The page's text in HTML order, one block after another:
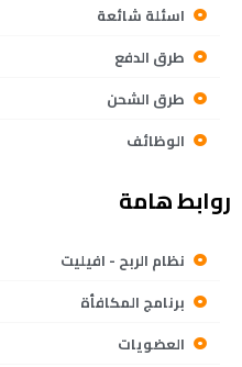
اسئلة شائعة
طرق الدفع
طرق الشحن
الوظائف
روابط هامة
نظام الربح - افيليت
برنامج المكافأة
العضويات